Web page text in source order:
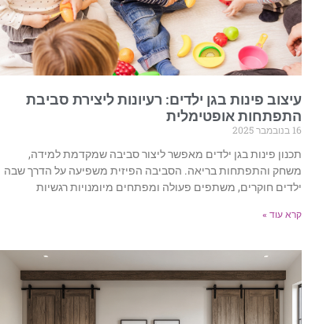
עיצוב פינות בגן ילדים: רעיונות ליצירת סביבת
התפתחות אופטימלית
16 בנובמבר 2025
תכנון פינות בגן ילדים מאפשר ליצור סביבה שמקדמת למידה,
משחק והתפתחות בריאה. הסביבה הפיזית משפיעה על הדרך שבה
ילדים חוקרים, משתפים פעולה ומפתחים מיומנויות רגשיות
קרא עוד »